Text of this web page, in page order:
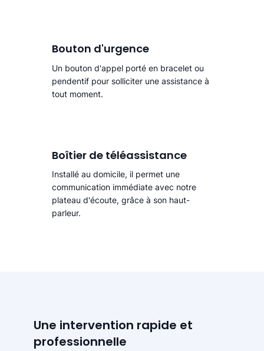
Bouton d'urgence
Un bouton d'appel porté en bracelet ou
pendentif pour solliciter une assistance à
tout moment.
Boîtier de téléassistance
Installé au domicile, il permet une
communication immédiate avec notre
plateau d'écoute, grâce à son haut-
parleur.
Une intervention rapide et
professionnelle